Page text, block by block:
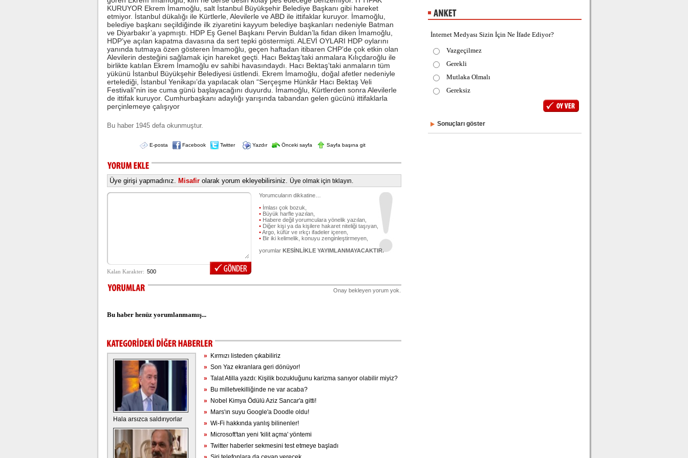
KURUYOR Ekrem İmamoğlu, salt İstanbul Büyükşehir Belediye Başkanı gibi hareket
etmiyor. İstanbul dükalığı ile Kürtlerle, Alevilerle ve ABD ile ittifaklar kuruyor. İmamoğlu,
belediye başkanı seçildiğinde ilk ziyaretini kayyum belediye başkanları nedeniyle Batman
ve Diyarbakır’a yapmıştı. HDP Eş Genel Başkanı Pervin Buldan’la fidan diken İmamoğlu,
HDP’ye açılan kapatma davasına da sert tepki göstermişti. ALEVİ OYLARI HDP oylarını
yanında tutmaya özen gösteren İmamoğlu, geçen haftadan itibaren CHP’de çok etkin olan
Alevilerin desteğini sağlamak için hareket geçti. Hacı Bektaş’taki anmalara Kılıçdaroğlu ile
birlikte katılan Ekrem İmamoğlu ev sahibi havasındaydı. Hacı Bektaş’taki anmaların tüm
yükünü İstanbul Büyükşehir Belediyesi üstlendi. Ekrem İmamoğlu, doğal afetler nedeniyle
ertelediği, İstanbul Yenikapı’da yapılacak olan “Serçeşme Hünkâr Hacı Bektaş Veli
Festivali”nin ise cuma günü başlayacağını duyurdu. İmamoğlu, Kürtlerden sonra Alevilerle
de ittifak kuruyor. Cumhurbaşkanı adaylığı yarışında tabandan gelen gücünü ittifaklarla
perçinlemeye çalışıyor
Bu haber 1945 defa okunmuştur.
E-posta Facebook Twitter Yazdır Önceki sayfa Sayfa başına git
Üye girişi yapmadınız. Misafir olarak yorum ekleyebilirsiniz. Üye olmak için tıklayın.
Yorumcuların dikkatine…
• İmlası çok bozuk,
• Büyük harfle yazılan,
• Habere değil yorumculara yönelik yazılan,
• Diğer kişi ya da kişilere hakaret niteliği taşıyan,
•Argo, küfür ve ırkçı ifadeler içeren,
• Bir iki kelimelik, konuyu zenginleştirmeyen,
yorumlar KESİNLİKLE YAYIMLANMAYACAKTIR.
Onay bekleyen yorum yok.
Bu haber henüz yorumlanmamış...
Hala arsızca saldırıyorlar
» Kırmızı listeden çıkabiliriz
» Son Yaz ekranlara geri dönüyor!
» Talat Atilla yazdı: Kişilik bozukluğunu karizma sanıyor olabilir miyiz?
» Bu milletvekilliğinde ne var acaba?
» Nobel Kimya Ödülü Aziz Sancar'a gitti!
» Mars'ın suyu Google'a Doodle oldu!
» Wi-Fi hakkında yanlış bilinenler!
» Microsoft'tan yeni 'kilit açma' yöntemi
» Twitter haberler sekmesini test etmeye başladı
İnternet Medyası Sizin İçin Ne İfade Ediyor?
Vazgeçilmez
Gerekli
Mutlaka Olmalı
Gereksiz
Sonuçları göster